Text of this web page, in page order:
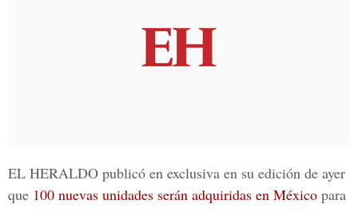
EL HERALDO publicó en exclusiva en su edición de ayer
que 100 nuevas unidades serán adquiridas en México para